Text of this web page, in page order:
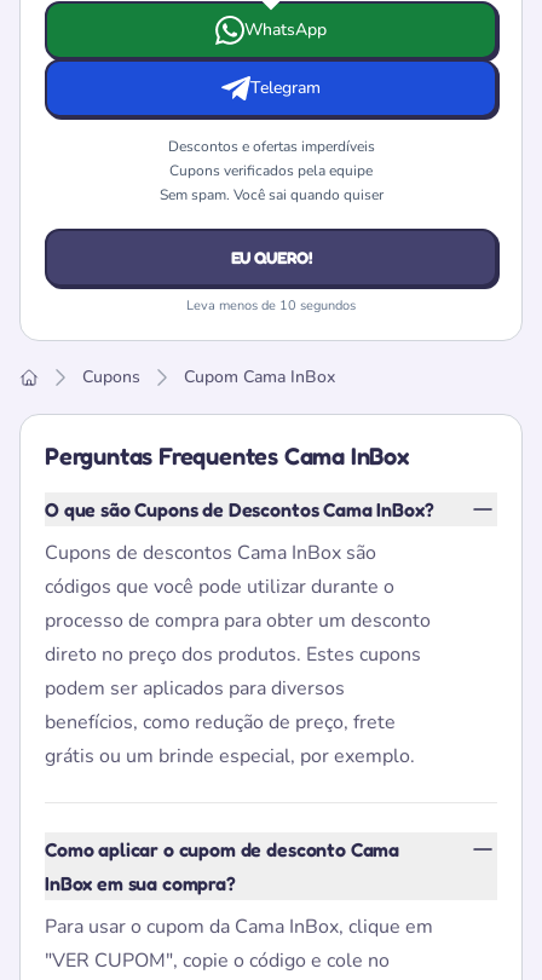
Escolha onde deseja receber as ofertas e cupons da
WhatsApp
Telegram
Descontos e ofertas imperdíveis
Cupons verificados pela equipe
Sem spam. Você sai quando quiser
EU QUERO!
Leva menos de 10 segundos
Cupons Cupom Cama InBox
Perguntas Frequentes Cama InBox
O que são Cupons de Descontos Cama InBox?
Cupons de descontos Cama InBox são
códigos que você pode utilizar durante o
processo de compra para obter um desconto
direto no preço dos produtos. Estes cupons
podem ser aplicados para diversos
benefícios, como redução de preço, frete
grátis ou um brinde especial, por exemplo.
Como aplicar o cupom de desconto Cama
InBox em sua compra?
Para usar o cupom da Cama InBox, clique em
"VER CUPOM", copie o código e cole no